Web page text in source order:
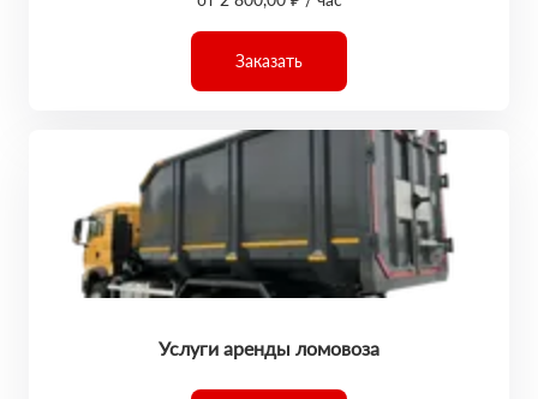
Заказать
Услуги аренды ломовоза